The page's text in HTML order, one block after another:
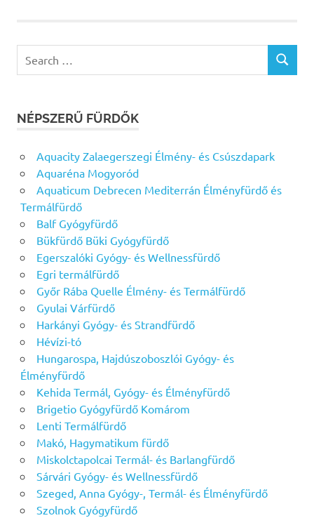
for:
SEARCH
NÉPSZERŰ FÜRDŐK
Aquacity Zalaegerszegi Élmény- és Csúszdapark
Aquaréna Mogyoród
Aquaticum Debrecen Mediterrán Élményfürdő és
Termálfürdő
Balf Gyógyfürdő
Bükfürdő Büki Gyógyfürdő
Egerszalóki Gyógy- és Wellnessfürdő
Egri termálfürdő
Győr Rába Quelle Élmény- és Termálfürdő
Gyulai Várfürdő
Harkányi Gyógy- és Strandfürdő
Hévízi-tó
Hungarospa, Hajdúszoboszlói Gyógy- és
Élményfürdő
Kehida Termál, Gyógy- és Élményfürdő
Brigetio Gyógyfürdő Komárom
Lenti Termálfürdő
Makó, Hagymatikum fürdő
Miskolctapolcai Termál- és Barlangfürdő
Sárvári Gyógy- és Wellnessfürdő
Szeged, Anna Gyógy-, Termál- és Élményfürdő
Szolnok Gyógyfürdő